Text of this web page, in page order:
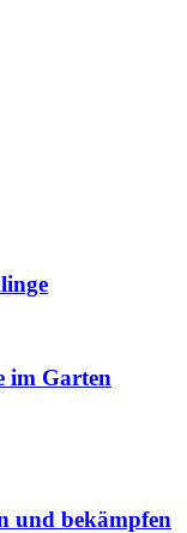
im Garten
und bekämpfen